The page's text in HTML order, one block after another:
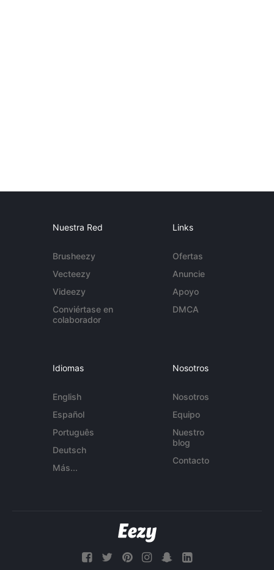
Nuestra Red
Brusheezy
Vecteezy
Videezy
Conviértase en
colaborador
Links
Ofertas
Anuncie
Apoyo
DMCA
Idiomas
English
Español
Português
Deutsch
Más...
Nosotros
Nosotros
Equipo
Nuestro
blog
Contacto